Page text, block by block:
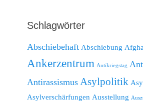
Schlagwörter
Abschiebehaft Abschiebung
Ankerzentrum Antikriegstag
Antirassismus Asylpolitik
Asylverschärfungen Ausstellung